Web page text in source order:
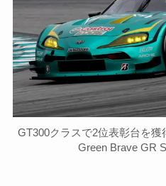
GT300クラスで2位表彰台を
Green Brave GR